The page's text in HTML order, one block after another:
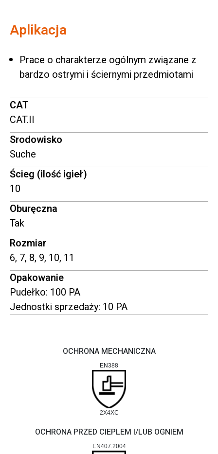
OCHRONA MECHANICZNA
EN388
2X4XC
OCHRONA PRZED CIEPLEM I/LUB OGNIEM
EN407:2004
Aplikacja
Prace o charakterze ogólnym związane z
bardzo ostrymi i ściernymi przedmiotami
CAT
CAT.II
Srodowisko
Suche
Ścieg (ilość igieł)
10
Oburęczna
Tak
Rozmiar
6, 7, 8, 9, 10, 11
Opakowanie
Pudełko: 100 PA
Jednostki sprzedaży: 10 PA